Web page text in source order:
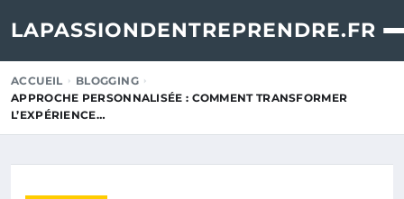
LAPASSIONDENTREPRENDRE.FR
ACCUEIL
BLOGGING
APPROCHE PERSONNALISÉE : COMMENT TRANSFORMER
L’EXPÉRIENCE…